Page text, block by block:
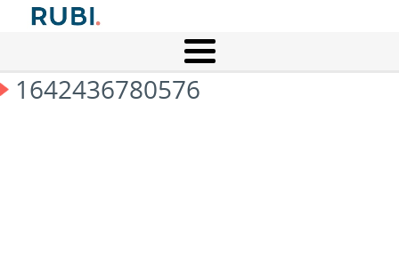
1642436780576